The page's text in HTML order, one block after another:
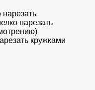
нарезать
кружками